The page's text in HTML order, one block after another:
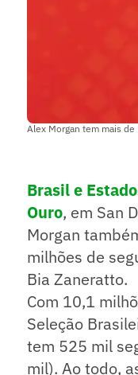
Alex Morgan tem mais
Brasil e
Ouro, em San
Morgan
milhões de
Bia Zaneratto.
Com 10,1
Seleção
tem 525 mil
mil). Ao todo,